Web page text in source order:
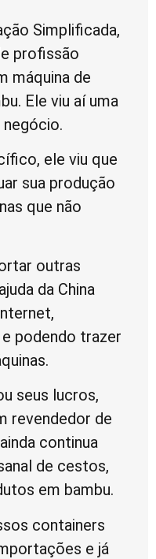
Simplificada,
profissão
máquina de
Ele viu aí uma
ele viu que
sua produção
que não
outras
da China
podendo trazer
seus lucros,
revendedor de
continua
de cestos,
em bambu.
containers
e já